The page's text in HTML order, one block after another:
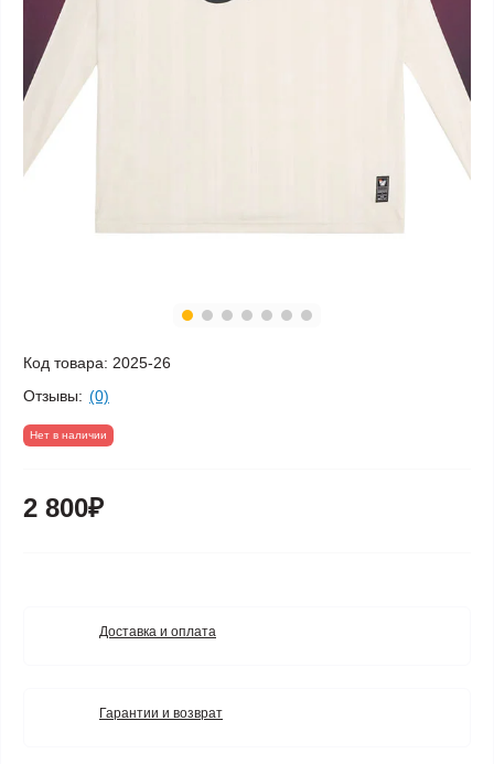
Код товара: 2025-26
Отзывы: (0)
Нет в наличии
2 800₽
Доставка и оплата
Гарантии и возврат